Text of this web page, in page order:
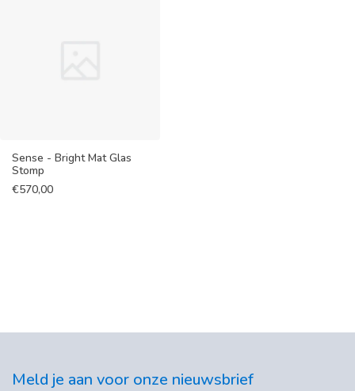
Sense - Bright Mat Glas
Stomp
€570,00
Meld je aan voor onze nieuwsbrief